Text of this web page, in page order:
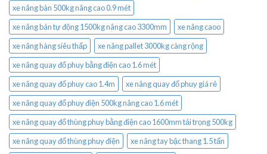
xe nâng bàn 500kg nâng cao 0.9 mét
xe nâng bán tự động 1500kg nâng cao 3300mm
xe nâng caoo
xe nâng hàng siêu thấp
xe nâng pallet 3000kg càng rộng
xe nâng quay đổ phuy bằng điện cao 1.6 mét
xe nâng quay đổ phuy cao 1.4m
xe nâng quay đổ phuy giá rẻ
xe nâng quay đổ phuy điện 500kg nâng cao 1.6 mét
xe nâng quay đổ thùng phuy bằng điện cao 1600mm tải trọng 500kg
xe nâng quay đổ thùng phuy điện
xe nâng tay bậc thang 1.5 tấn